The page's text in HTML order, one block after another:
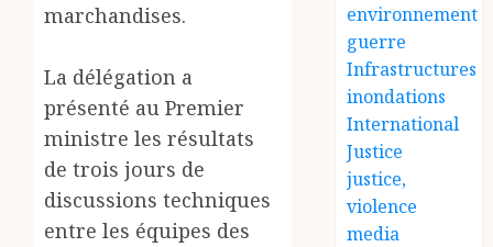
marchandises.
La délégation a
présenté au Premier
ministre les résultats
de trois jours de
discussions techniques
entre les équipes des
environnement
guerre
Infrastructures
inondations
International
Justice
justice,
violence
media